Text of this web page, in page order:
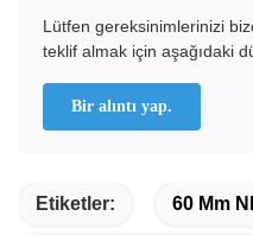
Lütfen gereksinimlerinizi
teklif almak için aşağıdaki
Bir alıntı yap.
Etiketler: 60 Mm